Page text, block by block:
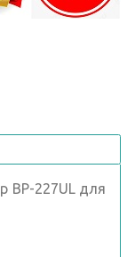
BP-227UL для